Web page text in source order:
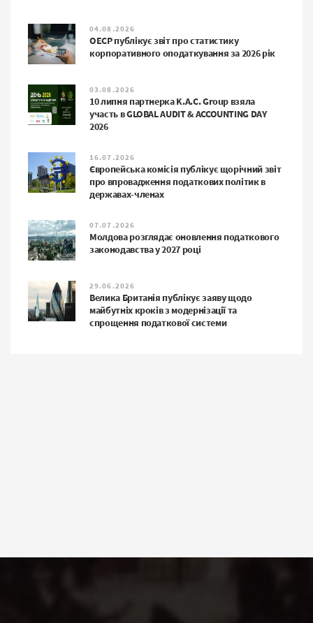
04.08.2026
ОЕСР публікує звіт про статистику
корпоративного оподаткування за 2026 рік
03.08.2026
10 липня партнерка K.A.C. Group взяла
участь в GLOBAL AUDIT & ACCOUNTING DAY
2026
16.07.2026
Європейська комісія публікує щорічний звіт
про впровадження податкових політик в
державах-членах
07.07.2026
Молдова розглядає оновлення податкового
законодавства у 2027 році
29.06.2026
Велика Британія публікує заяву щодо
майбутніх кроків з модернізації та
спрощення податкової системи